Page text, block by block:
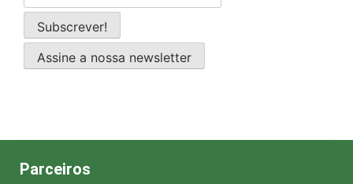
Assine a nossa newsletter
Parceiros